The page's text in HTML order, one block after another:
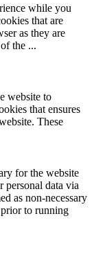
while you
that are
as they are
the ...
website to
that ensures
These
for the website
personal data via
as non-necessary
to running